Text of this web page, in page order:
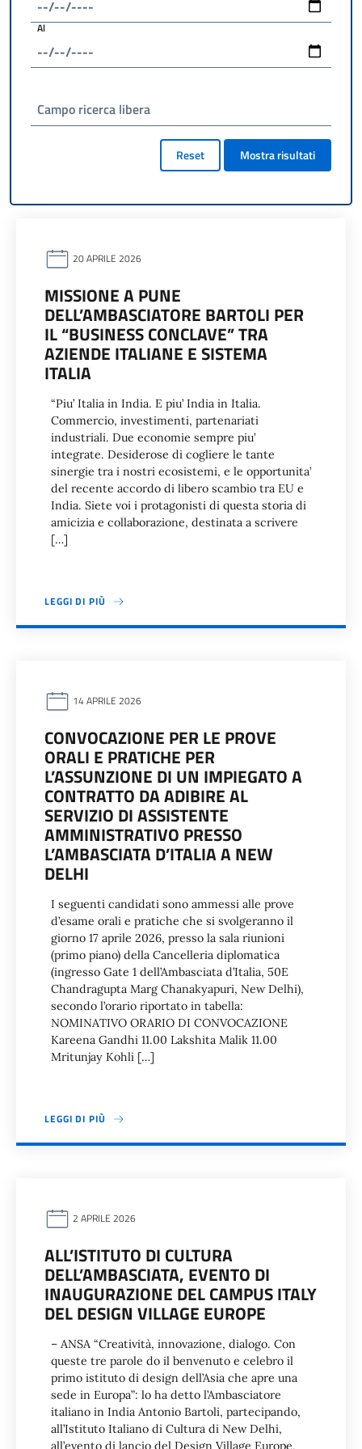
Al
Campo ricerca libera
Reset Mostra risultati
20 APRILE 2026
MISSIONE A PUNE
DELL’AMBASCIATORE BARTOLI PER
IL “BUSINESS CONCLAVE” TRA
AZIENDE ITALIANE E SISTEMA
ITALIA
“Piu’ Italia in India. E piu’ India in Italia.
Commercio, investimenti, partenariati
industriali. Due economie sempre piu’
integrate. Desiderose di cogliere le tante
sinergie tra i nostri ecosistemi, e le opportunita’
del recente accordo di libero scambio tra EU e
India. Siete voi i protagonisti di questa storia di
amicizia e collaborazione, destinata a scrivere
[…]
LEGGI DI PIÙ
14 APRILE 2026
CONVOCAZIONE PER LE PROVE
ORALI E PRATICHE PER
L’ASSUNZIONE DI UN IMPIEGATO A
CONTRATTO DA ADIBIRE AL
SERVIZIO DI ASSISTENTE
AMMINISTRATIVO PRESSO
L’AMBASCIATA D’ITALIA A NEW
DELHI
I seguenti candidati sono ammessi alle prove
d’esame orali e pratiche che si svolgeranno il
giorno 17 aprile 2026, presso la sala riunioni
(primo piano) della Cancelleria diplomatica
(ingresso Gate 1 dell’Ambasciata d’Italia, 50E
Chandragupta Marg Chanakyapuri, New Delhi),
secondo l’orario riportato in tabella:
NOMINATIVO ORARIO DI CONVOCAZIONE
Kareena Gandhi 11.00 Lakshita Malik 11.00
Mritunjay Kohli […]
LEGGI DI PIÙ
2 APRILE 2026
ALL’ISTITUTO DI CULTURA
DELL’AMBASCIATA, EVENTO DI
INAUGURAZIONE DEL CAMPUS ITALY
DEL DESIGN VILLAGE EUROPE
– ANSA “Creatività, innovazione, dialogo. Con
queste tre parole do il benvenuto e celebro il
primo istituto di design dell’Asia che apre una
sede in Europa”: lo ha detto l’Ambasciatore
italiano in India Antonio Bartoli, partecipando,
all’Istituto Italiano di Cultura di New Delhi,
all’evento di lancio del Design Village Europe,